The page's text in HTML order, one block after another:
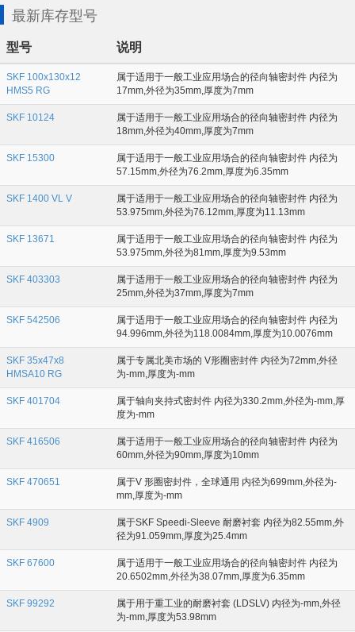
最新库存型号
型号 说明
SKF 100x130x12
HMS5 RG
属于适用于一般工业应用场合的径向轴密封件 内径为
17mm,外径为35mm,厚度为7mm
SKF 10124
属于适用于一般工业应用场合的径向轴密封件 内径为
18mm,外径为40mm,厚度为7mm
SKF 15300
属于适用于一般工业应用场合的径向轴密封件 内径为
57.15mm,外径为76.2mm,厚度为6.35mm
SKF 1400 VL V
属于适用于一般工业应用场合的径向轴密封件 内径为
53.975mm,外径为76.12mm,厚度为11.13mm
SKF 13671
属于适用于一般工业应用场合的径向轴密封件 内径为
53.975mm,外径为81mm,厚度为9.53mm
SKF 403303
属于适用于一般工业应用场合的径向轴密封件 内径为
25mm,外径为37mm,厚度为7mm
SKF 542506
属于适用于一般工业应用场合的径向轴密封件 内径为
94.996mm,外径为118.0084mm,厚度为10.0076mm
SKF 35x47x8
HMSA10 RG
属于专属北美市场的 V形圈密封件 内径为72mm,外径
为-mm,厚度为-mm
SKF 401704
属于轴向夹持式密封件 内径为330.2mm,外径为-mm,厚
度为-mm
SKF 416506
属于适用于一般工业应用场合的径向轴密封件 内径为
60mm,外径为90mm,厚度为10mm
SKF 470651
属于V 形圈密封件，全球通用 内径为699mm,外径为-
mm,厚度为-mm
SKF 4909
属于SKF Speedi-Sleeve 耐磨衬套 内径为82.55mm,外
径为91.059mm,厚度为25.4mm
SKF 67600
属于适用于一般工业应用场合的径向轴密封件 内径为
20.6502mm,外径为38.07mm,厚度为6.35mm
SKF 99292
属于用于重工业的耐磨衬套 (LDSLV) 内径为-mm,外径
为-mm,厚度为53.98mm